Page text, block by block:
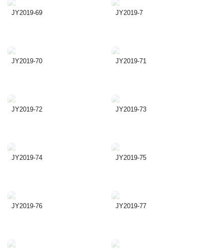
JY2019-69 JY2019-7
JY2019-70 JY2019-71
JY2019-72 JY2019-73
JY2019-74 JY2019-75
JY2019-76 JY2019-77